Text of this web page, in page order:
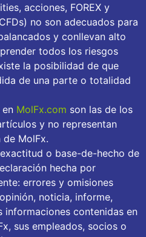
acciones, FOREX y
no son adecuados para
y conllevan alto
todos los riesgos
la posibilidad de que
de una parte o totalidad
MolFx.com son las de los
y no representan
de MolFx.
o base-de-hecho de
hecha por
errores y omisiones
noticia, informe,
contenidas en
sus empleados, socios o